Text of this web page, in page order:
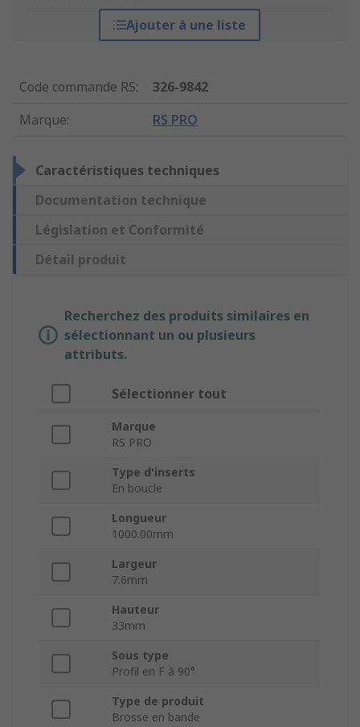
Ajouter à une liste
Code commande RS:
326-9842
Marque: RS PRO
Caractéristiques techniques
Documentation technique
Législation et Conformité
Détail produit
Recherchez des produits similaires en
sélectionnant un ou plusieurs
attributs.
Sélectionner tout
Marque
RS PRO
Type d'inserts
En boucle
Longueur
1000.00mm
Largeur
7.6mm
Hauteur
33mm
Sous type
Profil en F à 90°
Type de produit
Brosse en bande